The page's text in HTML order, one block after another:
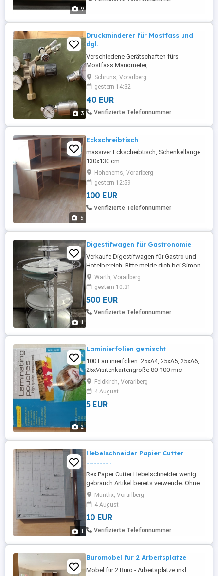
9
3
Druckminderer für Mostfass und
dgl.
Verschiedene Gerätschaften fürs
Mostfass Manometer,
Schruns, Vorarlberg
gestern 14:32
40 EUR
Verifizierte Telefonnummer
5
Eckschreibtisch
massiver Eckscheibtisch, Schenkellänge
130x130 cm
Hohenems, Vorarlberg
gestern 12:59
100 EUR
Verifizierte Telefonnummer
1
Digestifwagen für Gastronomie
Verkaufe Digestifwagen für Gastro und
Hotelbereich. Bitte melde dich bei Simon
Walch unter der Nummer 0664 1531222
Warth, Vorarlberg
gestern 10:31
500 EUR
Verifizierte Telefonnummer
2
Laminierfolien gemischt
100 Laminierfolien: 25xA4, 25xA5, 25xA6,
25xVisitenkartengröße 80-100 mic,
original verpackt, 5 Stück vorhanden, Preis
bei Amazon: 10EUR
Feldkirch, Vorarlberg
4 August
5 EUR
1
Hebelschneider Papier Cutter
.................
Rex Paper Cutter Hebelschneider wenig
gebrauch Artikel bereits verwendet Ohne
Mängel Verwendung auf eigene Gefahr
Muntlix, Vorarlberg
4 August
10 EUR
Verifizierte Telefonnummer
Büromöbel für 2 Arbeitsplätze
Möbel für 2 Büro - Arbeitsplätze inkl.